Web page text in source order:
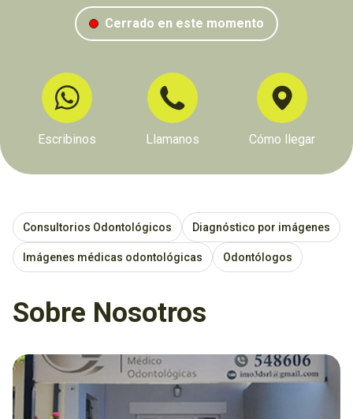
Cerrado en este momento
Escribinos Llamanos Cómo llegar
Consultorios Odontológicos Diagnóstico por imágenes
Imágenes médicas odontológicas Odontólogos
Sobre Nosotros